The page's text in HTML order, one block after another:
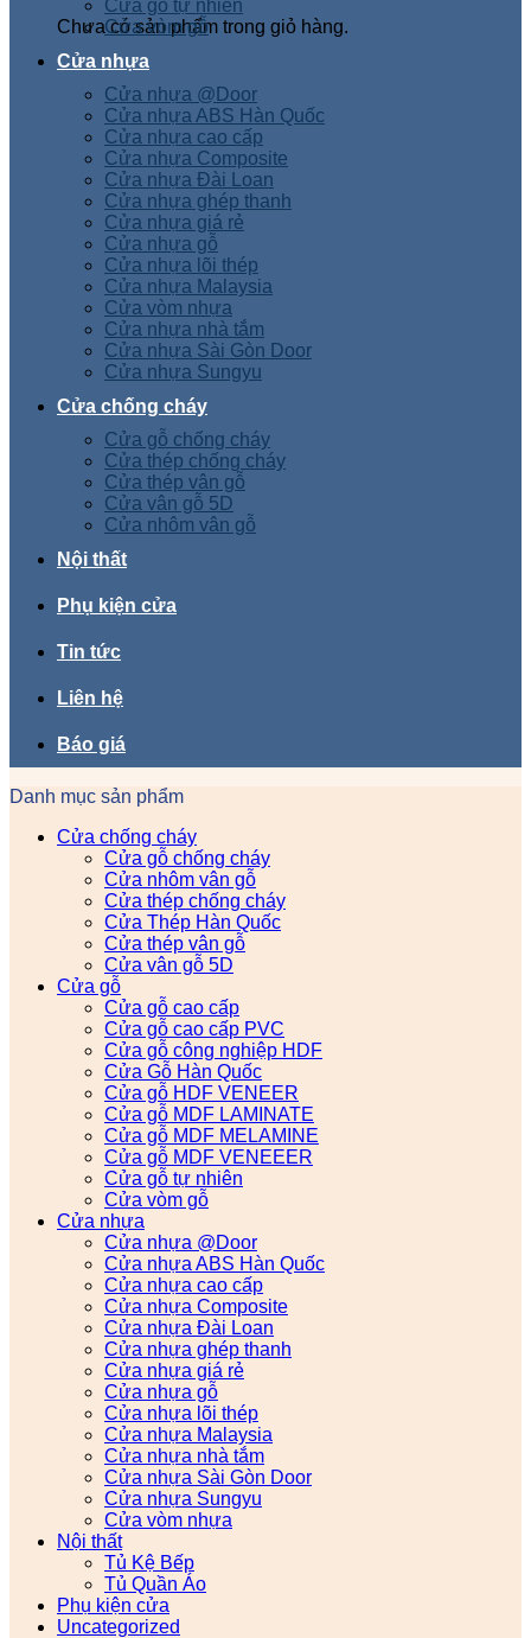
Chưa có sản phẩm trong giỏ hàng.
Cửa gỗ tự nhiên
Cửa vòm gỗ
Cửa nhựa
Cửa nhựa @Door
Cửa nhựa ABS Hàn Quốc
Cửa nhựa cao cấp
Cửa nhựa Composite
Cửa nhựa Đài Loan
Cửa nhựa ghép thanh
Cửa nhựa giá rẻ
Cửa nhựa gỗ
Cửa nhựa lõi thép
Cửa nhựa Malaysia
Cửa vòm nhựa
Cửa nhựa nhà tắm
Cửa nhựa Sài Gòn Door
Cửa nhựa Sungyu
Cửa chống cháy
Cửa gỗ chống cháy
Cửa thép chống cháy
Cửa thép vân gỗ
Cửa vân gỗ 5D
Cửa nhôm vân gỗ
Nội thất
Phụ kiện cửa
Tin tức
Liên hệ
Báo giá
Danh mục sản phẩm
Cửa chống cháy
Cửa gỗ chống cháy
Cửa nhôm vân gỗ
Cửa thép chống cháy
Cửa Thép Hàn Quốc
Cửa thép vân gỗ
Cửa vân gỗ 5D
Cửa gỗ
Cửa gỗ cao cấp
Cửa gỗ cao cấp PVC
Cửa gỗ công nghiệp HDF
Cửa Gỗ Hàn Quốc
Cửa gỗ HDF VENEER
Cửa gỗ MDF LAMINATE
Cửa gỗ MDF MELAMINE
Cửa gỗ MDF VENEEER
Cửa gỗ tự nhiên
Cửa vòm gỗ
Cửa nhựa
Cửa nhựa @Door
Cửa nhựa ABS Hàn Quốc
Cửa nhựa cao cấp
Cửa nhựa Composite
Cửa nhựa Đài Loan
Cửa nhựa ghép thanh
Cửa nhựa giá rẻ
Cửa nhựa gỗ
Cửa nhựa lõi thép
Cửa nhựa Malaysia
Cửa nhựa nhà tắm
Cửa nhựa Sài Gòn Door
Cửa nhựa Sungyu
Cửa vòm nhựa
Nội thất
Tủ Kệ Bếp
Tủ Quần Áo
Phụ kiện cửa
Uncategorized